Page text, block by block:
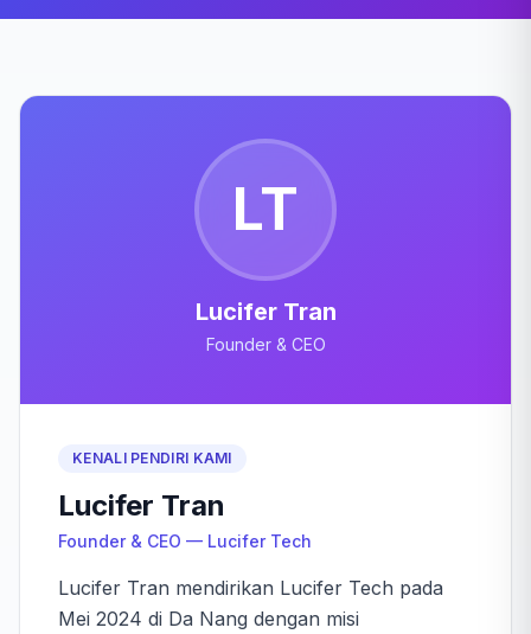
LT
Lucifer Tran
Founder & CEO
KENALI PENDIRI KAMI
Lucifer Tran
Founder & CEO — Lucifer Tech
Lucifer Tran mendirikan Lucifer Tech pada
Mei 2024 di Da Nang dengan misi